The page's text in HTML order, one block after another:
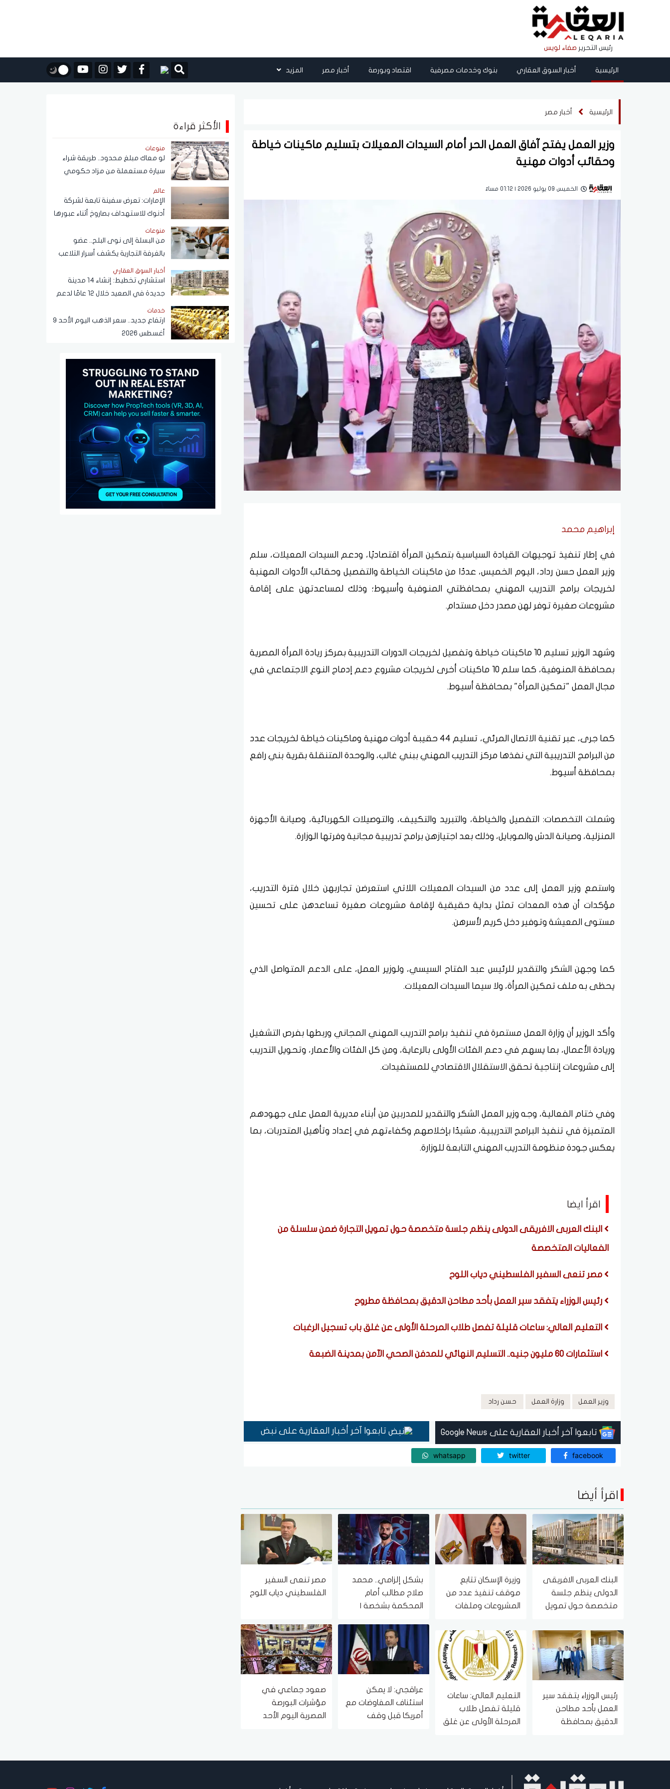
رئيس التحرير صفاء لويس
الرئيسية أخبار السوق العقاري بنوك وخدمات مصرفية اقتصاد وبورصة أخبار مصر المزيد
الرئيسية أخبار مصر
وزير العمل يفتح آفاق العمل الحر أمام السيدات المعيلات بتسليم ماكينات خياطة
وحقائب أدوات مهنية
الخميس 09 يوليو 2026 | 01:12 مساءً
إبراهيم محمد
في إطار تنفيذ توجيهات القيادة السياسية بتمكين المرأة اقتصاديًا، ودعم السيدات المعيلات، سلم
وزير العمل حسن رداد، اليوم الخميس، عددًا من ماكينات الخياطة والتفصيل وحقائب الأدوات المهنية
لخريجات برامج التدريب المهني بمحافظتي المنوفية وأسيوط؛ وذلك لمساعدتهن على إقامة
مشروعات صغيرة توفر لهن مصدر دخل مستدام.
وشهد الوزير تسليم 10 ماكينات خياطة وتفصيل لخريجات الدورات التدريبية بمركز ريادة المرأة المصرية
بمحافظة المنوفية، كما سلم 10 ماكينات أخرى لخريجات مشروع دعم إدماج النوع الاجتماعي في
مجال العمل "تمكين المرأة" بمحافظة أسيوط.
كما جرى، عبر تقنية الاتصال المرئي، تسليم 44 حقيبة أدوات مهنية وماكينات خياطة لخريجات عدد
من البرامج التدريبية التي نفذها مركز التدريب المهني ببني غالب، والوحدة المتنقلة بقرية بني رافع
بمحافظة أسيوط.
وشملت التخصصات: التفصيل والخياطة، والتبريد والتكييف، والتوصيلات الكهربائية، وصيانة الأجهزة
المنزلية، وصيانة الدش والموبايل، وذلك بعد اجتيازهن برامج تدريبية مجانية وفرتها الوزارة.
واستمع وزير العمل إلى عدد من السيدات المعيلات اللاتي استعرضن تجاربهن خلال فترة التدريب،
مؤكدات أن هذه المعدات تمثل بداية حقيقية لإقامة مشروعات صغيرة تساعدهن على تحسين
مستوى المعيشة وتوفير دخل كريم لأسرهن.
كما وجهن الشكر والتقدير للرئيس عبد الفتاح السيسي، ولوزير العمل، على الدعم المتواصل الذي
يحظى به ملف تمكين المرأة، ولا سيما السيدات المعيلات.
وأكد الوزير أن وزارة العمل مستمرة في تنفيذ برامج التدريب المهني المجاني وربطها بفرص التشغيل
وريادة الأعمال، بما يسهم في دعم الفئات الأولى بالرعاية، ومن كل الفئات والأعمار، وتحويل التدريب
إلى مشروعات إنتاجية تحقق الاستقلال الاقتصادي للمستفيدات.
وفي ختام الفعالية، وجه وزير العمل الشكر والتقدير للمدربين من أبناء مديرية العمل على جهودهم
المتميزة في تنفيذ البرامج التدريبية، مشيدًا بإخلاصهم وكفاءتهم في إعداد وتأهيل المتدربات، بما
يعكس جودة منظومة التدريب المهني التابعة للوزارة.
اقرأ ايضا
البنك العربى الافريقى الدولى ينظم جلسة متخصصة حول تمويل التجارة ضمن سلسلة من
الفعاليات المتخصصة
مصر تنعى السفير الفلسطيني دياب اللوح
رئيس الوزراء يتفقد سير العمل بأحد مطاحن الدقيق بمحافظة مطروح
التعليم العالي: ساعات قليلة تفصل طلاب المرحلة الأولى عن غلق باب تسجيل الرغبات
استثمارات 60 مليون جنيه.. التسليم النهائي للمدفن الصحي الآمن بمدينة الضبعة
وزير العمل وزارة العمل حسن رداد
تابعوا آخر أخبار العقارية على Google News تابعوا آخر أخبار العقارية على نبض
facebook
twitter
whatsapp
اقرأ أيضا
البنك العربى الافريقى
الدولى ينظم جلسة
متخصصة حول تمويل
الفعاليات المتخصصة
وزيرة الإسكان تتابع
موقف تنفيذ عدد من
المشروعات وملفات
من رمضان وحدائق
العاشر من رمضان
بشكل إلزامي.. محمد
صلاح مطالب أمام
المحكمة بشخصة |
مصر تنعى السفير
الفلسطيني دياب اللوح
رئيس الوزراء يتفقد سير
العمل بأحد مطاحن
الدقيق بمحافظة
التعليم العالي: ساعات
قليلة تفصل طلاب
المرحلة الأولى عن غلق
عراقجي: لا يمكن
استئناف المفاوضات مع
أمريكا قبل وقف
صعود جماعي في
مؤشرات البورصة
المصرية اليوم الأحد
الأكثر قراءة
منوعات
لو معاك مبلغ محدود.. طريقة شراء
سيارة مستعملة من مزاد حكومي
عالم
الإمارات: تعرض سفينة تابعة لشركة
أدنوك للاستهداف بصاروخ أثناء عبورها
منوعات
من البسلة إلى نوى البلح.. عضو
بالغرفة التجارية يكشف أسرار التلاعب
في القهوة
أخبار السوق العقاري
استشاري تخطيط: إنشاء 14 مدينة
جديدة في الصعيد خلال 12 عامًا لدعم
خدمات
ارتفاع جديد.. سعر الذهب اليوم الأحد 9
أغسطس 2026